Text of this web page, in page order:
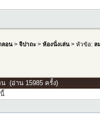
ลอน> จิปาถะ> ห้องนั่งเล่น> หัวข้อ: ล
(อ่าน 15985 ครั้ง)